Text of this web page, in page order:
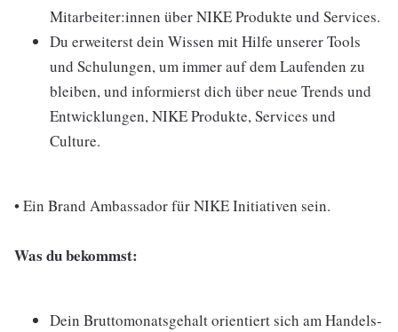
Mitarbeiter:innen über NIKE Produkte und Services.
Du erweiterst dein Wissen mit Hilfe unserer Tools
und Schulungen, um immer auf dem Laufenden zu
bleiben, und informierst dich über neue Trends und
Entwicklungen, NIKE Produkte, Services und
Culture.
• Ein Brand Ambassador für NIKE Initiativen sein.
Was du bekommst:
Dein Bruttomonatsgehalt orientiert sich am Handels-